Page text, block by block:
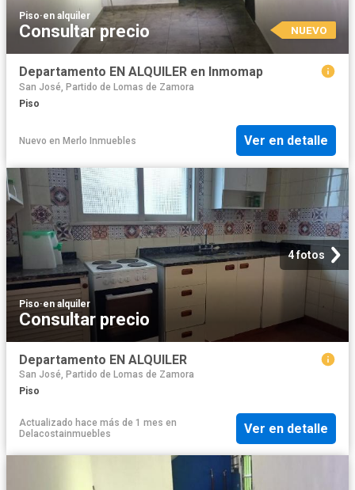
Piso·en alquiler
Consultar precio NUEVO
Departamento EN ALQUILER en Inmomap
San José, Partido de Lomas de Zamora
Piso
Nuevo en Merlo Inmuebles Ver en detalle
4 fotos
Piso·en alquiler
Consultar precio
Departamento EN ALQUILER
San José, Partido de Lomas de Zamora
Piso
Actualizado hace más de 1 mes en
Delacostainmuebles
Ver en detalle